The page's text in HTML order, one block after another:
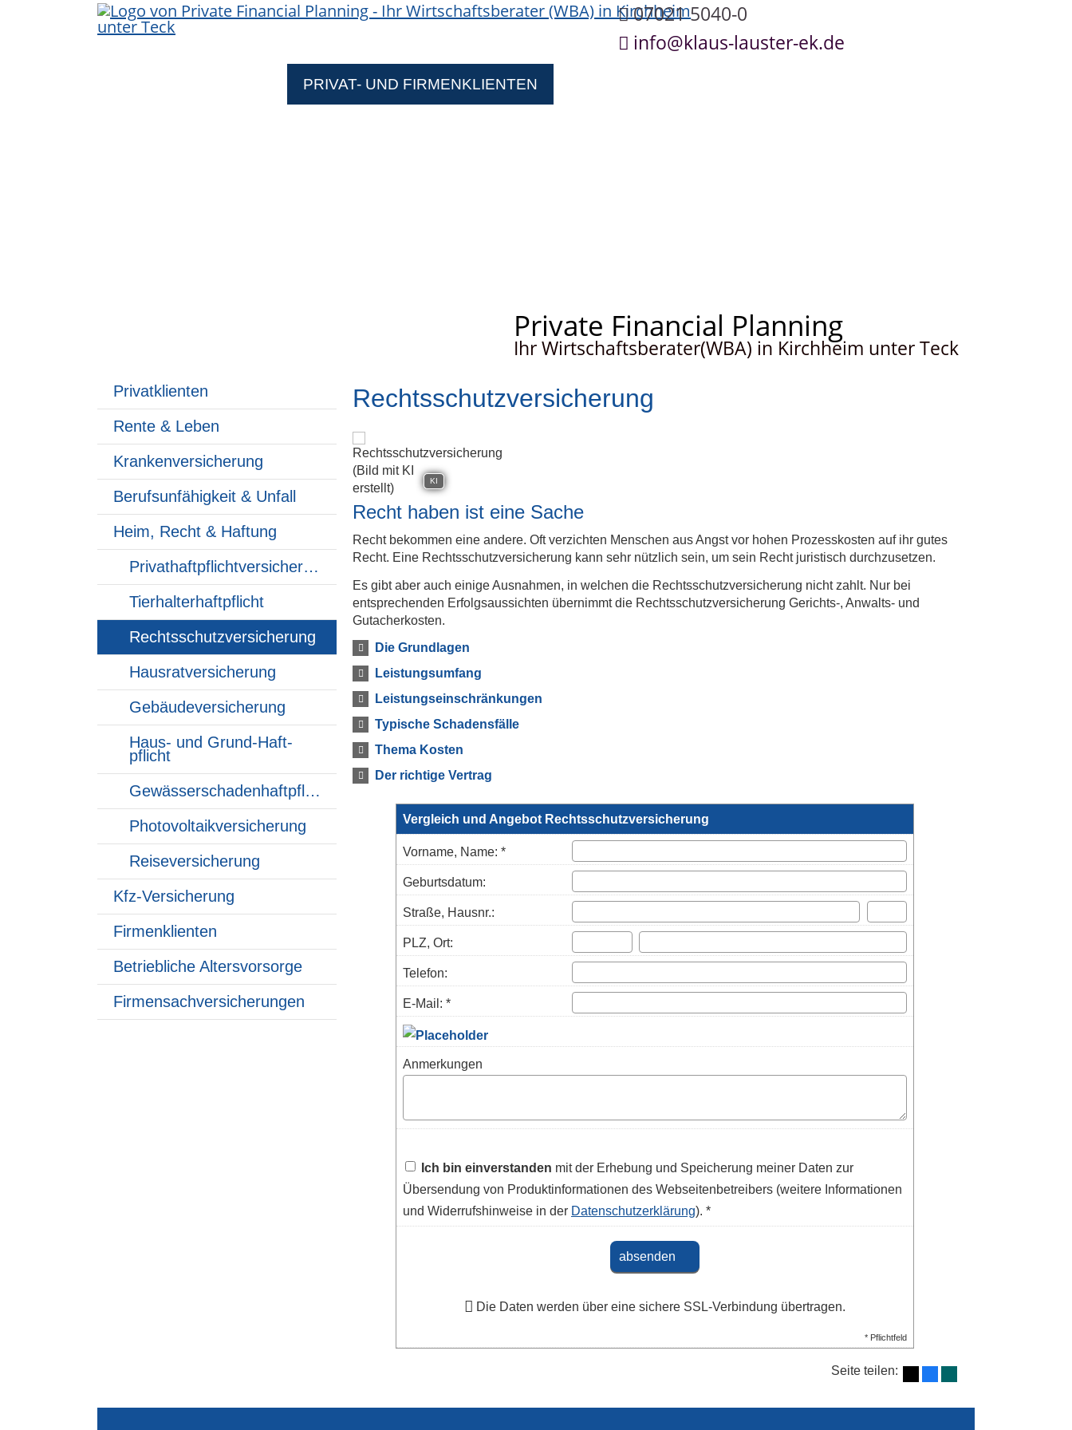
PRIVAT- UND FIRMENKLIENTEN
Privatklienten
Rente & Leben
Kranken­ver­si­che­rung
Berufsunfähigkeit & Unfall
Heim, Recht & Haftung
Privathaftpflichtversicherung
Tierhalterhaftpflicht
Rechts­schutz­ver­si­che­rung
Haus­rat­ver­si­che­rung
Gebäudeversicherung
Haus- und Grund-Haft­
pflicht
Gewässerschadenhaftpflicht
Photo­voltaik­ver­si­che­rung
Reiseversicherung
Kfz-Versicherung
Firmenklienten
Betriebliche Alters­vorsorge
Firmensachversicherungen
Private Financial Planning
Ihr Wirtschaftsberater(WBA) in Kirchheim unter Teck
07021 5040-0
info@klaus-lauster-ek.de
Rechts­schutz­ver­si­che­rung
KI
Recht haben ist eine Sache
Recht bekommen eine andere. Oft verzichten Menschen aus Angst vor hohen Prozesskosten auf ihr gutes
Recht. Eine Rechts­schutz­ver­si­che­rung kann sehr nützlich sein, um sein Recht juristisch durchzusetzen.
Es gibt aber auch einige Ausnahmen, in welchen die Rechts­schutz­ver­si­che­rung nicht zahlt. Nur bei
entsprechenden Erfolgsaussichten übernimmt die Rechts­schutz­ver­si­che­rung Gerichts-, Anwalts- und
Gutacherkosten.
Die Grundlagen
Leistungsumfang
Leistungseinschränkungen
Typische Schadensfälle
Thema Kosten
Der richtige Vertrag
Vergleich und Angebot Rechts­schutz­ver­si­che­rung
Vorname, Name: *
Geburts­datum:
Straße, Hausnr.:
PLZ, Ort:
Telefon:
E-Mail: *
Anmerkungen
Ich bin einverstanden mit der Erhebung und Speicherung meiner Daten zur
Übersendung von Produktinformationen des Webseitenbetreibers (weitere Informationen
und Widerrufshinweise in der Datenschutzerklärung). *
absenden
Die Daten werden über eine sichere SSL-Verbindung übertragen.
* Pflichtfeld
Seite teilen: